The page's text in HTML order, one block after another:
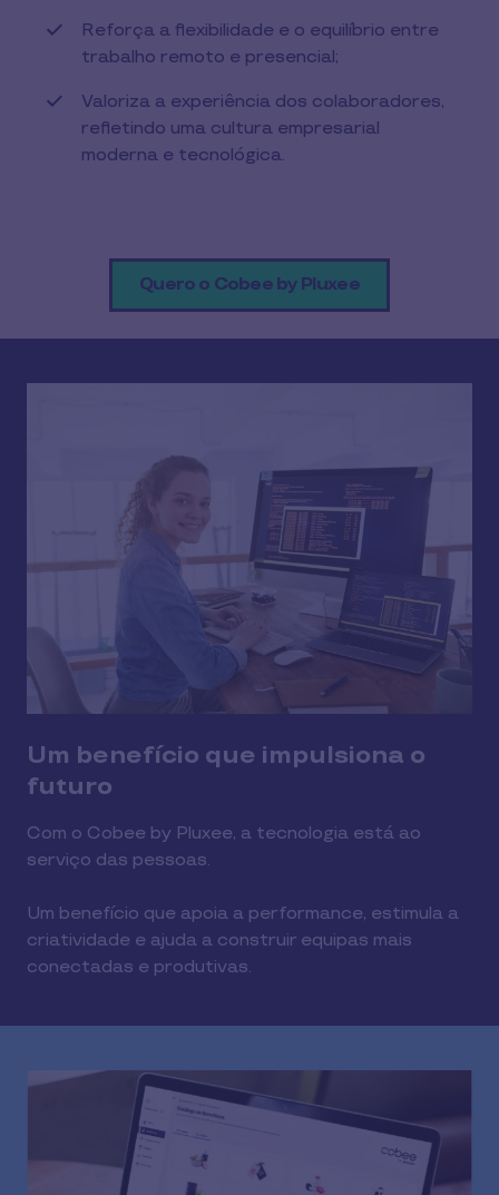
Reforça a flexibilidade e o equilíbrio entre
trabalho remoto e presencial;
Valoriza a experiência dos colaboradores,
refletindo uma cultura empresarial
moderna e tecnológica.
Quero o Cobee by Pluxee
Um benefício que impulsiona o
futuro
Com o Cobee by Pluxee, a tecnologia está ao
serviço das pessoas.
Um benefício que apoia a performance, estimula a
criatividade e ajuda a construir equipas mais
conectadas e produtivas.